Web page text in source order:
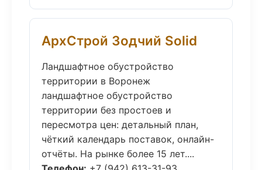
АрхСтрой Зодчий Solid
Ландшафтное обустройство
территории в Воронеж
ландшафтное обустройство
территории без простоев и
пересмотра цен: детальный план,
чёткий календарь поставок, онлайн-
отчёты. На рынке более 15 лет....